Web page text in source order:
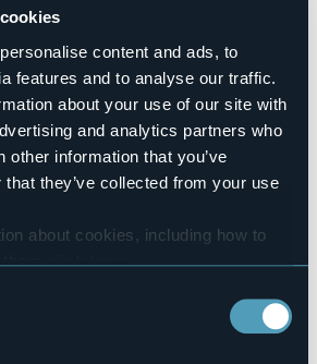
content and ads, to
features and to analyse our traffic.
about your use of our site with
and analytics partners who
other information that you’ve
they’ve collected from your use
about cookies, including how to
themclick here.
, sul lungolago di Cannobio
da scoprire.
sarà un altroappuntamentocon il
a Cannobio:
occasione dello Spazzacà)
nel cassetto"